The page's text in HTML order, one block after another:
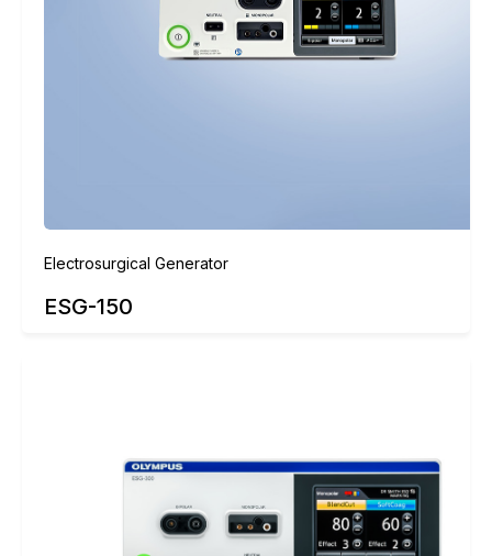
Electrosurgical Generator
ESG-150